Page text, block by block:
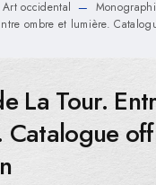
Art occidental —
ombre et lumière.
La Tour.
Catalogue